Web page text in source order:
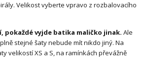
Velikost vyberte vpravo z rozbalovacího
pokaždé vyjde batika maličko jinak. Ale
stejné šaty nebude mít nikdo jiný. Na
velikostí XS a S, na ramínkách převážně